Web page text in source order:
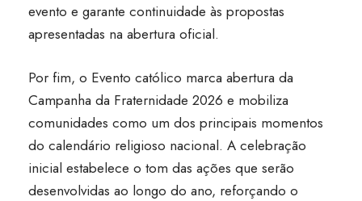
evento e garante continuidade às propostas
apresentadas na abertura oficial.
Por fim, o Evento católico marca abertura da
Campanha da Fraternidade 2026 e mobiliza
comunidades como um dos principais momentos
do calendário religioso nacional. A celebração
inicial estabelece o tom das ações que serão
desenvolvidas ao longo do ano, reforçando o